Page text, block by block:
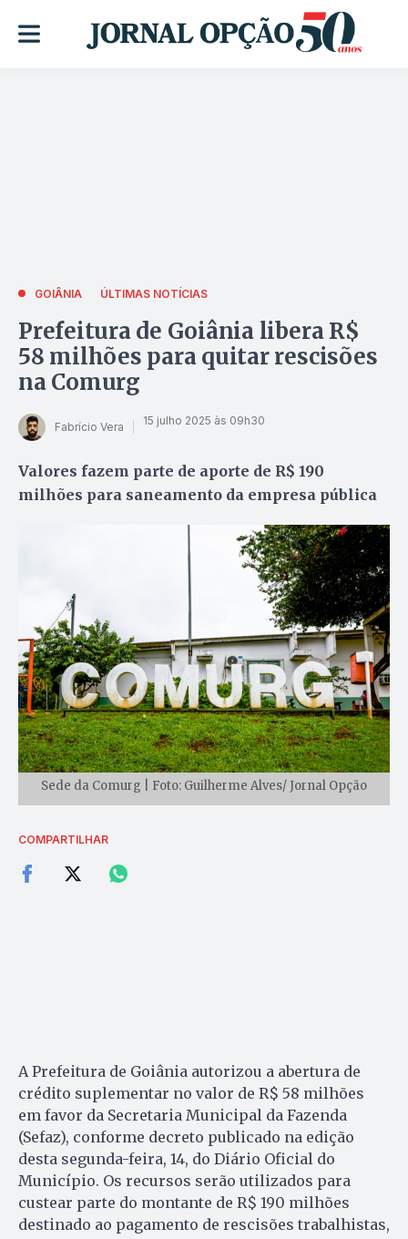
GOIÂNIA ÚLTIMAS NOTÍCIAS
Prefeitura de Goiânia libera R$
58 milhões para quitar rescisões
na Comurg
Fabrício Vera 15 julho 2025 às 09h30
Valores fazem parte de aporte de R$ 190
milhões para saneamento da empresa pública
Sede da Comurg | Foto: Guilherme Alves/ Jornal Opção
COMPARTILHAR
A Prefeitura de Goiânia autorizou a abertura de
crédito suplementar no valor de R$ 58 milhões
em favor da Secretaria Municipal da Fazenda
(Sefaz), conforme decreto publicado na edição
desta segunda-feira, 14, do Diário Oficial do
Município. Os recursos serão utilizados para
custear parte do montante de R$ 190 milhões
destinado ao pagamento de rescisões trabalhistas,